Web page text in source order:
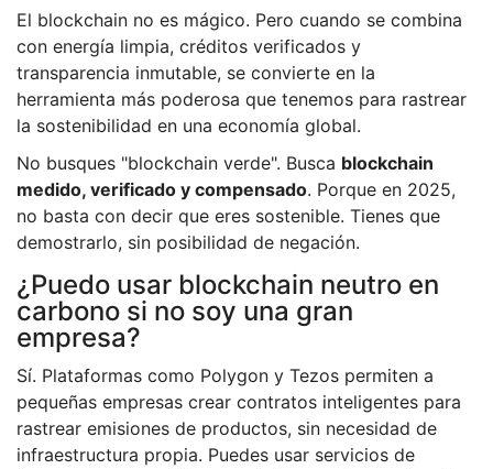
El blockchain no es mágico. Pero cuando se combina
con energía limpia, créditos verificados y
transparencia inmutable, se convierte en la
herramienta más poderosa que tenemos para rastrear
la sostenibilidad en una economía global.
No busques "blockchain verde". Busca blockchain
medido, verificado y compensado. Porque en 2025,
no basta con decir que eres sostenible. Tienes que
demostrarlo, sin posibilidad de negación.
¿Puedo usar blockchain neutro en
carbono si no soy una gran
empresa?
Sí. Plataformas como Polygon y Tezos permiten a
pequeñas empresas crear contratos inteligentes para
rastrear emisiones de productos, sin necesidad de
infraestructura propia. Puedes usar servicios de